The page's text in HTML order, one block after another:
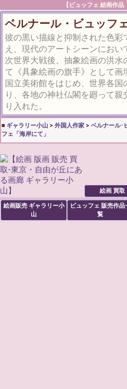
【ビュッフェ 絵画作
ベルナール・ビュッフ
彼の黒い描線と抑制された色
え、現代のアートシーンにお
次世界大戦後、抽象絵画の洪
て《具象絵画の旗手》として
国立美術館をはじめ、世界各
り、各地の神社仏閣を廻って
り入れた。
■ ギャラリー小山 > 外国人作家 > ベルナール･
フェ「海岸にて」
絵画 買取
絵画販売 ギャラリー小
山
ビュッフェ 販売作品
覧